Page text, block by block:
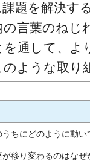
課題を解決す
言葉のねじ
を通して、よ
のような取り
ちにどのように動
移り変わるのはなぜ